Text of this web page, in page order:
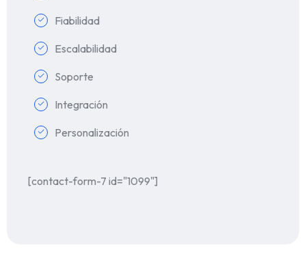
Fiabilidad
Escalabilidad
Soporte
Integración
Personalización
[contact-form-7 id="1099"]